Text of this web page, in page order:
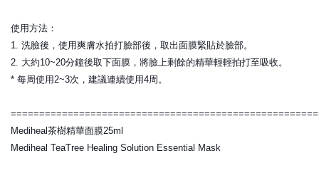
使用方法：
1. 洗臉後，使用爽膚水拍打臉部後，取出面膜緊貼於臉部。
2. 大約10~20分鐘後取下面膜，將臉上剩餘的精華輕輕拍打至吸收。
* 每周使用2~3次，建議連續使用4周。
Mediheal茶樹精華面膜25ml
Mediheal TeaTree Healing Solution Essential Mask